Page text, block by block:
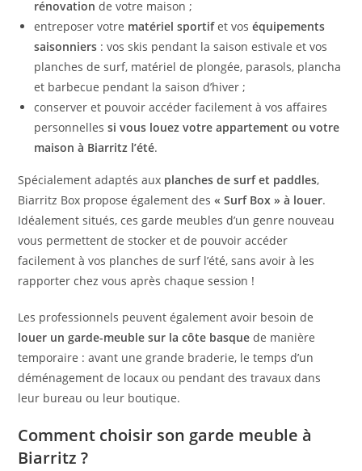
rénovation de votre maison ;
entreposer votre matériel sportifet voséquipements
saisonniers : vos skis pendant la saison estivale et vos
planches de surf, matériel de plongée, parasols, plancha
et barbecue pendant la saison d’hiver ;
conserver et pouvoir accéder facilement à vos affaires
personnellessi vous louez votre appartement ou votre
maison à Biarritz l’été.
Spécialement adaptés aux planches de surf et paddles,
Biarritz Box propose également des« Surf Box » à louer.
Idéalement situés, ces garde meubles d’un genre nouveau
vous permettent de stocker et de pouvoir accéder
facilement à vos planches de surf l’été, sans avoir à les
rapporter chez vous après chaque session !
Les professionnels peuvent également avoir besoin de
louer un garde-meuble sur la côte basquede manière
temporaire : avant une grande braderie, le temps d’un
déménagement de locaux ou pendant des travaux dans
leur bureau ou leur boutique.
Comment choisir son garde meuble à
Biarritz ?